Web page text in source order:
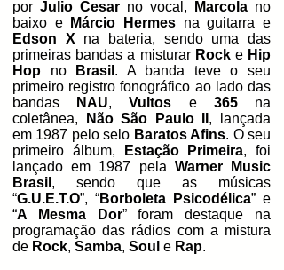
por Julio Cesar no vocal, Marcola no
baixo e
Márcio Hermes na guitarra e
Edson X na bateria, sendo uma das
primeiras bandas a misturar Rock e Hip
Hop no Brasil . A banda teve o seu
primeiro registro fonográfico ao lado das
bandas
NAU,Vultos e 365 na
coletânea,
Não São Paulo II , lançada
em 1987 pelo selo Baratos Afins. O seu
primeiro álbum,
Estação Primeira, foi
lançado em 1987 pela Warner Music
Brasil , sendo que as músicas
“G.U.E.T.O”, “Borboleta Psicodélica” e
“A Mesma Dor” foram destaque na
programação das rádios com a mistura
de Rock, Samba, Soul e Rap.